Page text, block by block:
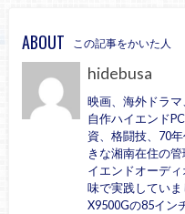
ABOUT この記事をかいた人
hidebusa
映画、海外ドラマ
自作ハイエンド
資、格闘技、70
きな湘南在住の
イエンドオーデ
味で実践してい
X9500Gの85イン